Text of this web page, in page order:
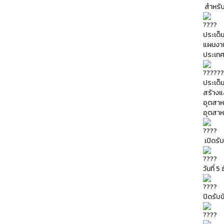
สำหรั
ประเ
แผนง
ประเ
ประเ
สร้าง
อุตสา
อุตสา
เปิดรั
วันที่ 5
ปิดรับ